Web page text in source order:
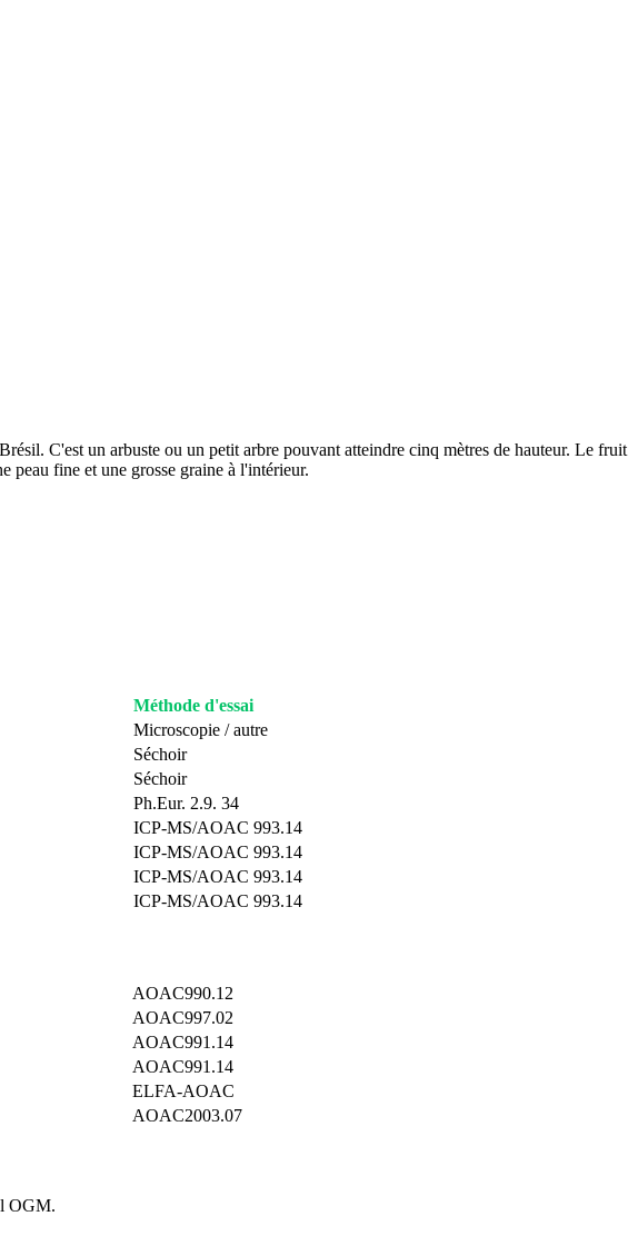
C'est un arbuste ou un petit arbre pouvant atteindre cinq mètres de hauteur. Le fruit
peau fine et une grosse graine à l'intérieur.
Méthode d'essai
Microscopie / autre
Séchoir
Séchoir
Ph.Eur. 2.9. 34
ICP-MS/AOAC 993.14
ICP-MS/AOAC 993.14
ICP-MS/AOAC 993.14
ICP-MS/AOAC 993.14
AOAC990.12
AOAC997.02
AOAC991.14
AOAC991.14
ELFA-AOAC
AOAC2003.07
OGM.